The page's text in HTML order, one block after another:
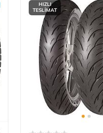
HIZLI
TESLİMAT